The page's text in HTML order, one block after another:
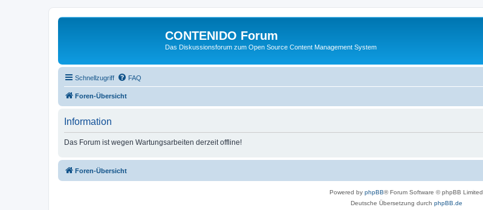
CONTENIDO Forum
Das Diskussionsforum zum Open Source Content Management System
Schnellzugriff FAQ
Foren-Übersicht
Information
Das Forum ist wegen Wartungsarbeiten derzeit offline!
Foren-Übersicht
Powered by phpBB® Forum Software © phpBB Limited
Deutsche Übersetzung durch phpBB.de